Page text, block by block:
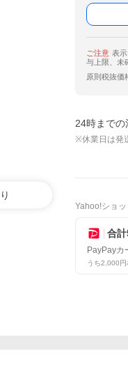
ご注意 表
与上限、未
原則税抜価
24時まで
※休業日は発
Yahoo!ショ
合
PayPayカ
うち2,000